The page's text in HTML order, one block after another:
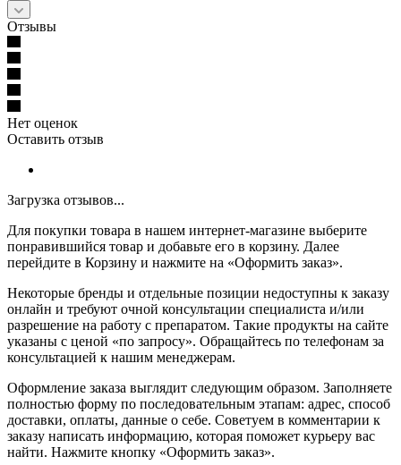
Отзывы
Нет оценок
Оставить отзыв
Загрузка отзывов...
Для покупки товара в нашем интернет-магазине выберите
понравившийся товар и добавьте его в корзину. Далее
перейдите в Корзину и нажмите на «Оформить заказ».
Некоторые бренды и отдельные позиции недоступны к заказу
онлайн и требуют очной консультации специалиста и/или
разрешение на работу с препаратом. Такие продукты на сайте
указаны с ценой «по запросу». Обращайтесь по телефонам за
консультацией к нашим менеджерам.
Оформление заказа выглядит следующим образом. Заполняете
полностью форму по последовательным этапам: адрес, способ
доставки, оплаты, данные о себе. Советуем в комментарии к
заказу написать информацию, которая поможет курьеру вас
найти. Нажмите кнопку «Оформить заказ».